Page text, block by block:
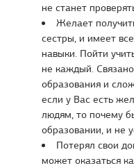
не станет
Желает
сестры, и имеет
навыки. Пойти
не каждый.
образования и
если у Вас есть
людям, то почему
образовании, и не
Потерял свои
может оказаться